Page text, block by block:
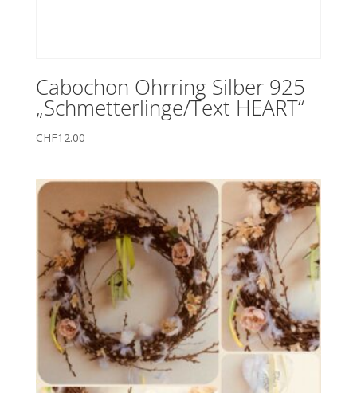
Cabochon Ohrring Silber 925
„Schmetterlinge/Text HEART“
CHF12.00